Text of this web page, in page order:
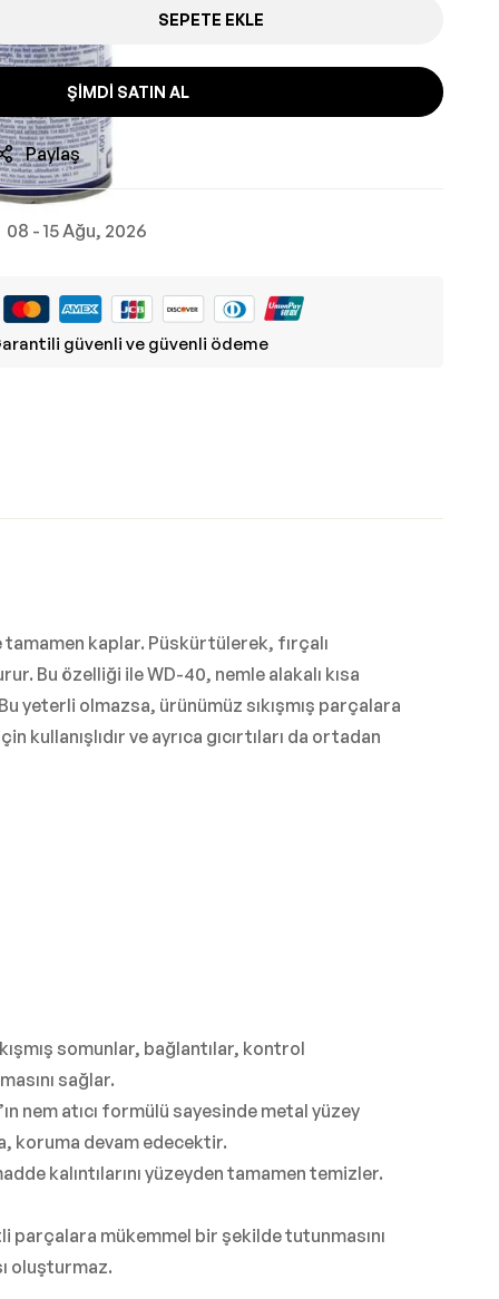
SEPETE EKLE
ŞIMDI SATIN AL
Paylaş
08 - 15 Ağu, 2026
güvenli ve güvenli ödeme
kaplar. Püskürtülerek, fırçalı
Bu özelliği ile WD-40, nemle alakalı kısa
yeterli olmazsa, ürünümüz sıkışmış parçalara
ve ayrıca gıcırtıları da ortadan
somunlar, bağlantılar, kontrol
sağlar.
nem atıcı formülü sayesinde metal yüzey
koruma devam edecektir.
kalıntılarını yüzeyden tamamen temizler.
parçalara mükemmel bir şekilde tutunmasını
oluşturmaz.